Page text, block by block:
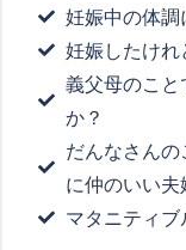
妊娠中の体調
妊娠したけ
義父母のこ
か？
だんなさん
に仲のいい
マタニティ